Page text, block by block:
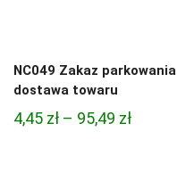
NC049 Zakaz parkowania
dostawa towaru
4,45 zł – 95,49 złZakres